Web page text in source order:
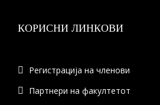
КОРИСНИ ЛИНКОВИ
Регистрација на членови
Партнери на факултетот